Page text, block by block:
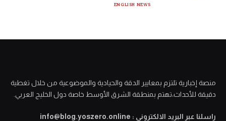
ENGLISH NEWS
منصة إخبارية تلتزم بمعايير الدقة والحيادية والموضوعية من خلال تغطية
دقيقة للأحداث،تهتم بمنطقة الشرق الأوسط خاصة دول الخليج العربي.
راسلنا عبر البريد الالكتروني : info@blog.yoszero.online